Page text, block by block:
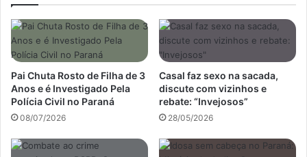
Pai Chuta Rosto de Filha de 3
Anos e é Investigado Pela
Polícia Civil no Paraná
08/07/2026
Casal faz sexo na sacada,
discute com vizinhos e
rebate: “Invejosos”
28/05/2026